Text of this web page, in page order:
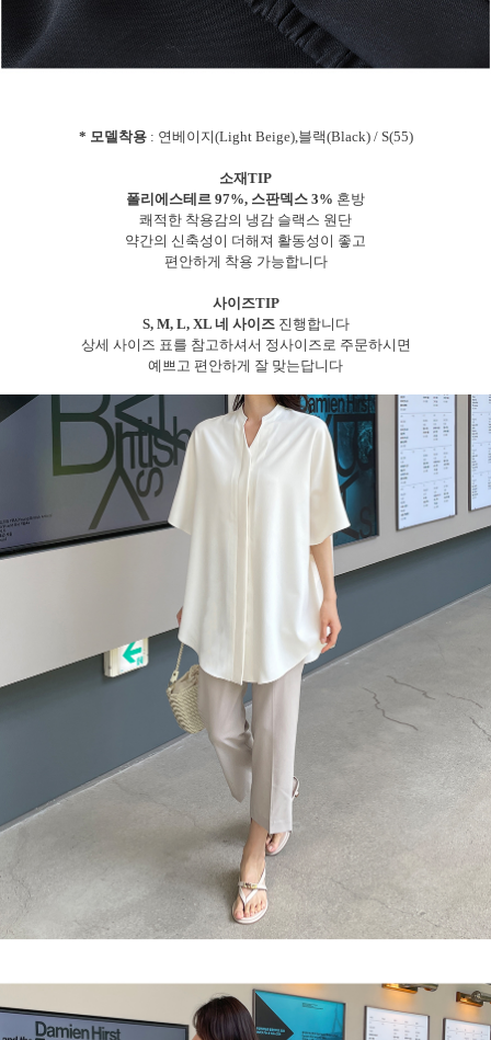
* 모델착용: 연베이지(Light Beige),블랙(Black) / S(55)
소재TIP
폴리에스테르 97%, 스판덱스 3% 혼방
쾌적한 착용감의 냉감 슬랙스 원단
약간의 신축성이 더해져 활동성이 좋고
편안하게 착용 가능합니다
사이즈TIP
S, M, L, XL 네 사이즈진행합니다
상세 사이즈 표를 참고하셔서 정사이즈로 주문하시면
예쁘고 편안하게 잘 맞는답니다